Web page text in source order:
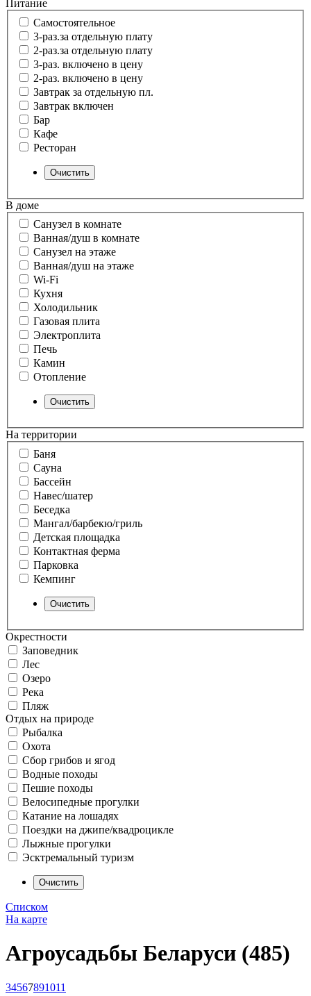
Питание
Самостоятельное
3-раз.за отдельную плату
2-раз.за отдельную плату
3-раз. включено в цену
2-раз. включено в цену
Завтрак за отдельную пл.
Завтрак включен
Бар
Кафе
Ресторан
В доме
Санузел в комнате
Ванная/душ в комнате
Санузел на этаже
Ванная/душ на этаже
Wi-Fi
Кухня
Холодильник
Газовая плита
Электроплита
Печь
Камин
Отопление
На территории
Баня
Сауна
Бассейн
Навес/шатер
Беседка
Мангал/барбекю/гриль
Детская площадка
Контактная ферма
Парковка
Кемпинг
Окрестности
Заповедник
Лес
Озеро
Река
Пляж
Отдых на природе
Рыбалка
Охота
Сбор грибов и ягод
Водные походы
Пешие походы
Велосипедные прогулки
Катание на лошадях
Поездки на джипе/квадроцикле
Лыжные прогулки
Эсктремальный туризм
Списком
На карте
Агроусадьбы Беларуси (485)
34567891011